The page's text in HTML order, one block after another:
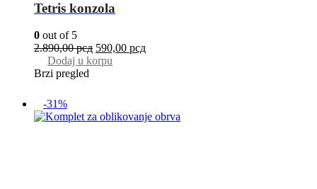
Tetris konzola
0 out of 5
2.890,00рсд 590,00 рсд
Dodaj u korpu
Brzi pregled
-31%